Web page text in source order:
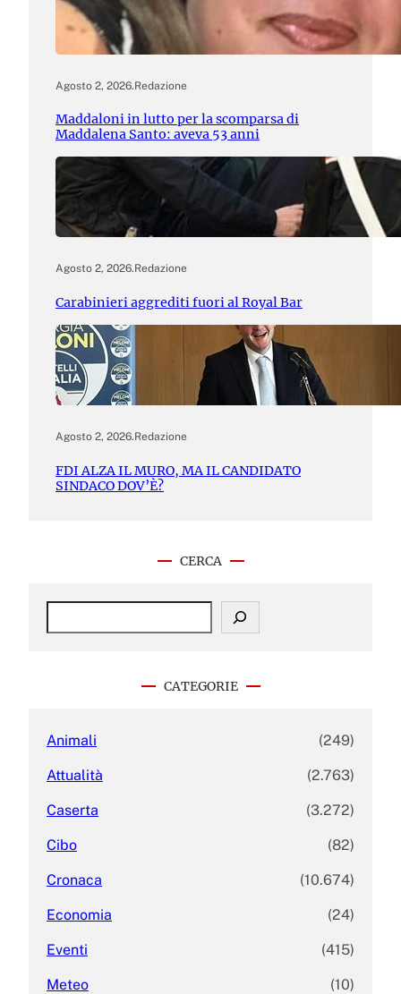
Agosto 2, 2026.Redazione
Maddaloni in lutto per la scomparsa di
Maddalena Santo: aveva 53 anni
Agosto 2, 2026.Redazione
Carabinieri aggrediti fuori al Royal Bar
Agosto 2, 2026.Redazione
FDI ALZA IL MURO, MA IL CANDIDATO
SINDACO DOV’È?
CERCA
S
CATEGORIE
Animali (249)
Attualità (2.763)
Caserta (3.272)
Cibo (82)
Cronaca (10.674)
Economia (24)
Eventi (415)
Meteo (10)